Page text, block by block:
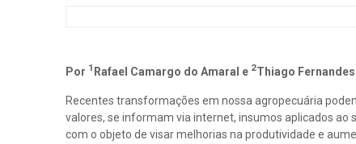
Por 1 Rafael Camargo do Amaral e 2Thiago
Recentes transformações em nossa agropecuária
valores, se informam via internet, insumos aplicados ao
com o objeto de visar melhorias na produtividade e